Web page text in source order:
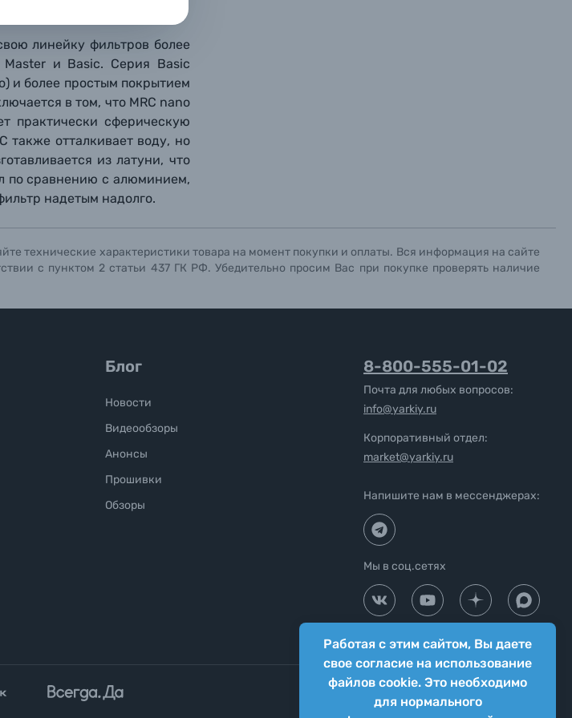
» я даю: Согласие на обработку персональных данных.
вопрос
» я даю: Согласие на обработку персональных данных.
вопрос
линейку фильтров более
и Basic. Серия Basic
и более простым покрытием
в том, что MRC nano
практически сферическую
также отталкивает воду, но
из латуни, что
по сравнению с алюминием,
надетым надолго.
технические характеристики товара на момент покупки и оплаты. Вся информация на сайте
с пунктом 2 статьи 437 ГК РФ. Убедительно просим Вас при покупке проверять наличие
Работая с этим сайтом, Вы даете
свое согласие на использование
файлов cookie. Это необходимо
для нормального
» я даю: Согласие на обработку персональных данных.
вопрос
Блог
Новости
Видеообзоры
Анонсы
Прошивки
Обзоры
8-800-555-01-02
Почта для любых вопросов:
info@yarkiy.ru
Корпоративный отдел:
market@yarkiy.ru
Напишите нам в мессенджерах:
Мы в соц.сетях